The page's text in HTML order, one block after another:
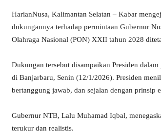
HarianNusa, Kalimantan Selatan – Kabar
dukungannya terhadap permintaan Gubernur
Olahraga Nasional (PON) XXII tahun 2028
Dukungan tersebut disampaikan Presiden
di Banjarbaru, Senin (12/1/2026). Presiden
bertanggung jawab, dan sejalan dengan prinsip
Gubernur NTB, Lalu Muhamad Iqbal,
terukur dan realistis.